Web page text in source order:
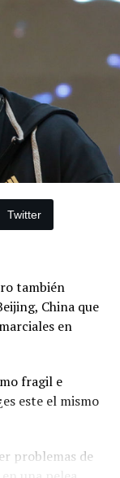
Twitter
también
China que
en
fragil e
este el mismo
problemas de